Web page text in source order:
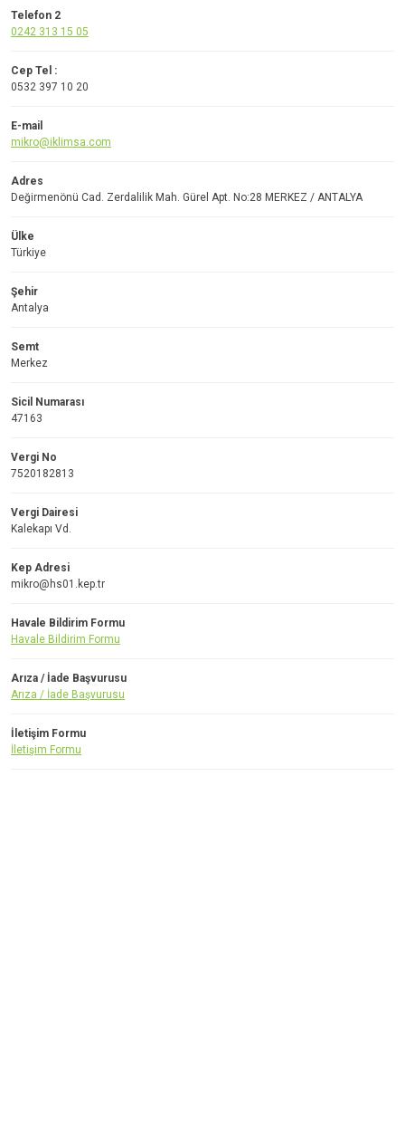
Telefon 2
0242 313 15 05
Cep Tel :
0532 397 10 20
E-mail
mikro@iklimsa.com
Adres
Değirmenönü Cad. Zerdalilik Mah. Gürel Apt. No:28 MERKEZ / ANTALYA
Ülke
Türkiye
Şehir
Antalya
Semt
Merkez
Sicil Numarası
47163
Vergi No
7520182813
Vergi Dairesi
Kalekapı Vd.
Kep Adresi
mikro@hs01.kep.tr
Havale Bildirim Formu
Havale Bildirim Formu
Arıza / İade Başvurusu
Arıza / İade Başvurusu
İletişim Formu
İletişim Formu